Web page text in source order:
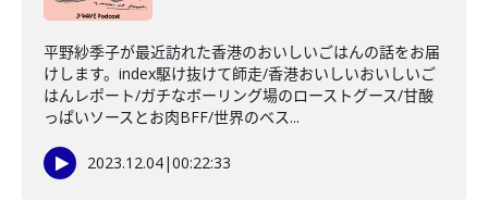
平野紗季子が最近訪れた香港のおいしいごはんの話をお届
けします。index駆け抜けて師走/香港おいしいおいしいご
はんレポート/ガチなボーリング場のローストグース/甘酸
っぱいソースとお肉BFF/世界のベス...
2023.12.04|00:22:33